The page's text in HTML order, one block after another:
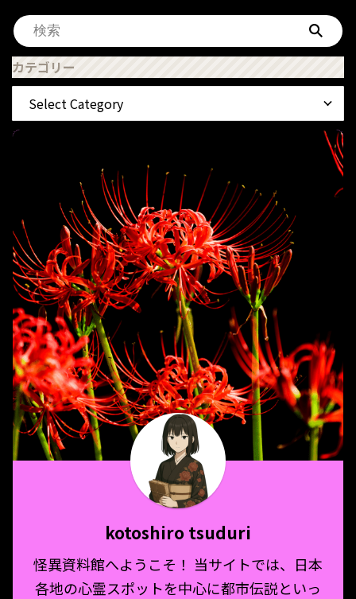
カテゴリー
kotoshiro tsuduri
怪異資料館へようこそ！ 当サイトでは、日本
各地の心霊スポットを中心に都市伝説といっ